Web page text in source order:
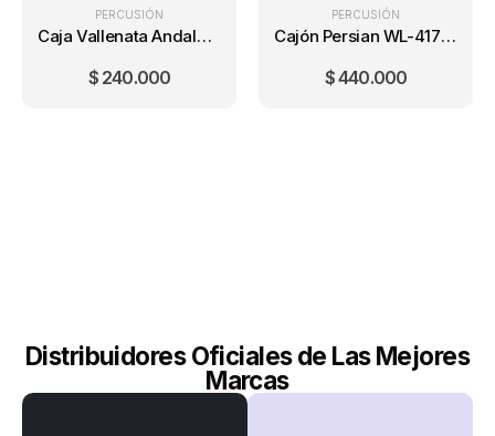
PERCUSIÓN
Caja Vallenata Andalucía en acrílico
$240.000
PERCUSIÓN
Cajón Persian WL-417 - Palo de Rosa / Cuerpo en Tilo Americano
$440.000
Distribuidores Oficiales de Las Mejores
Marcas